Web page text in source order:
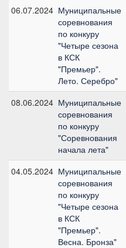
06.07.2024 Муниципальные
соревнования
по конкуру
"Четыре сезона
в КСК
"Премьер".
Лето. Серебро"
08.06.2024 Муниципальные
соревнования
по конкуру
"Соревнования
начала лета"
04.05.2024 Муниципальные
соревнования
по конкуру
"Четыре сезона
в КСК
"Премьер".
Весна. Бронза"